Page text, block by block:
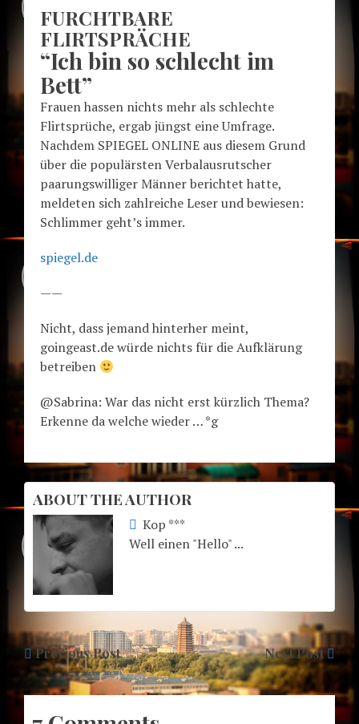
FURCHTBARE
FLIRTSPRÄCHE
“Ich bin so schlecht im
Bett”
Frauen hassen nichts mehr als schlechte
Flirtsprüche, ergab jüngst eine Umfrage.
Nachdem SPIEGEL ONLINE aus diesem Grund
über die populärsten Verbalausrutscher
paarungswilliger Männer berichtet hatte,
meldeten sich zahlreiche Leser und bewiesen:
Schlimmer geht’s immer.
spiegel.de
——
Nicht, dass jemand hinterher meint,
goingeast.de würde nichts für die Aufklärung
betreiben
@Sabrina: War das nicht erst kürzlich Thema?
Erkenne da welche wieder … *g
ABOUT THE AUTHOR
Kop ***
Well einen "Hello" ...
Previous Post Next Post